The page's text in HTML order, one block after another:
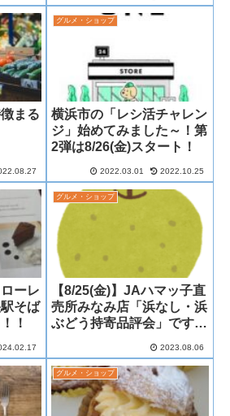
まる
グルメ・ショップ
横浜市の「レシ活チャレン
ジ」始めてみました～！第
2弾は8/26(金)スタート！
2022.03.01 2022.10.25
ーレ
そば
！
グルメ・ショップ
【8/25(金)】JAハマッ子直
売所みなみ店「浜なし・浜
ぶどう持寄品評会」ですっ
も！
2023.08.06
グルメ・ショップ